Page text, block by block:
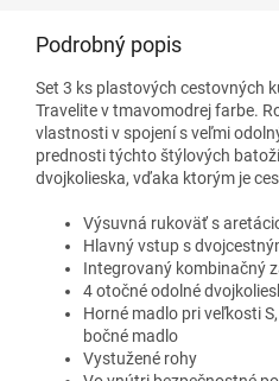
Podrobný popis
Set 3 ks plastových cestovných
Travelite v tmavomodrej farbe.
vlastnosti v spojení s veľmi
prednosti týchto štýlových
dvojkolieska, vďaka ktorým je
Výsuvná rukoväť s
Hlavný vstup s
Integrovaný kombinačný
4 otočné odolné
Horné madlo pri veľkosti
bočné madlo
Vystužené rohy